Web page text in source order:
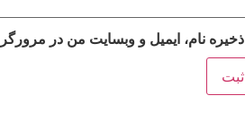
ذخیره نام، ایمیل و وبسایت من در